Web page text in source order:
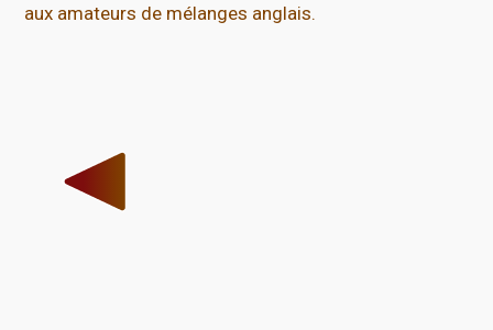
aux amateurs de mélanges anglais.